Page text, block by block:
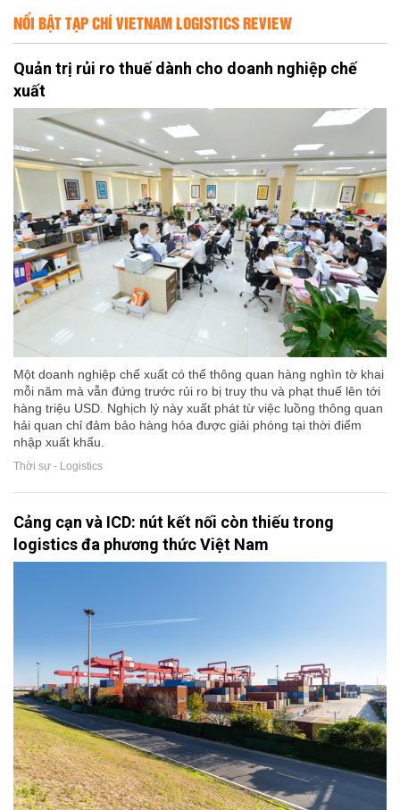
NỔI BẬT TẠP CHÍ VIETNAM LOGISTICS REVIEW
Quản trị rủi ro thuế dành cho doanh nghiệp chế
xuất
Một doanh nghiệp chế xuất có thể thông quan hàng nghìn tờ khai
mỗi năm mà vẫn đứng trước rủi ro bị truy thu và phạt thuế lên tới
hàng triệu USD. Nghịch lý này xuất phát từ việc luồng thông quan
hải quan chỉ đảm bảo hàng hóa được giải phóng tại thời điểm
nhập xuất khẩu.
Thời sự - Logistics
Cảng cạn và ICD: nút kết nối còn thiếu trong
logistics đa phương thức Việt Nam